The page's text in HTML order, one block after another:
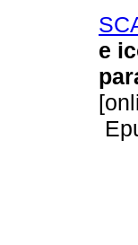
e